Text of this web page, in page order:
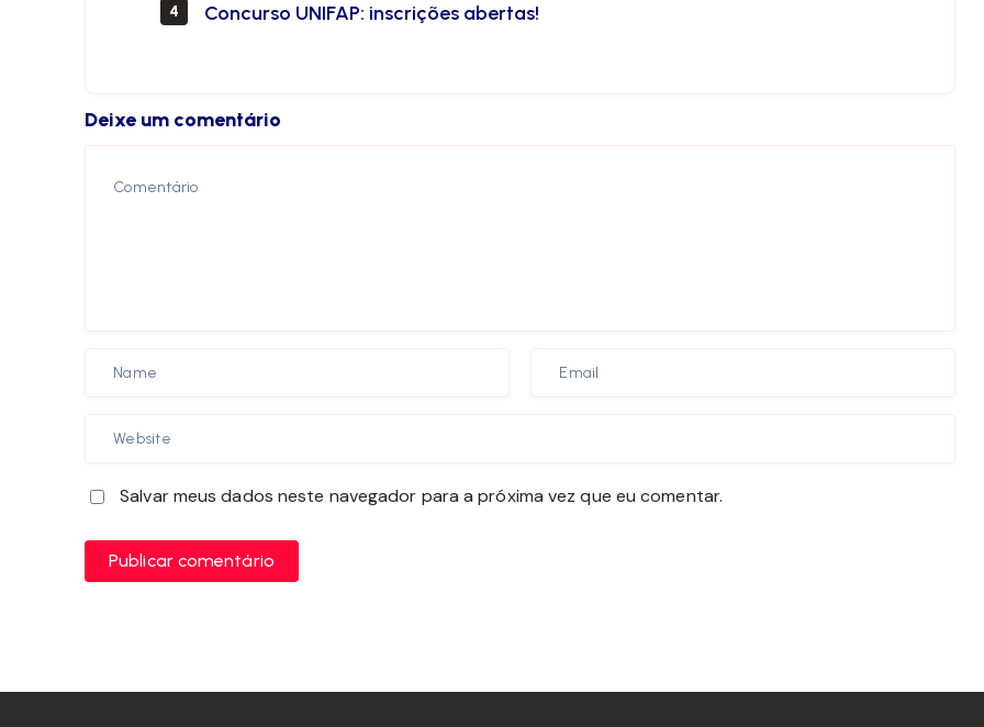
4 Concurso UNIFAP: inscrições abertas!
Deixe um comentário
Salvar meus dados neste navegador para a próxima vez que eu comentar.
Publicar comentário